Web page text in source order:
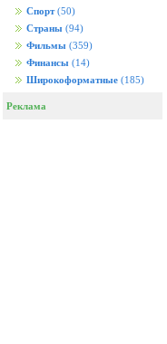
Спорт (50)
Страны (94)
Фильмы (359)
Финансы (14)
Широкоформатные (185)
Реклама